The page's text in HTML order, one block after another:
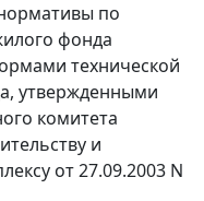
по
фонда
технической
утвержденными
комитета
и
от 27.09.2003 N